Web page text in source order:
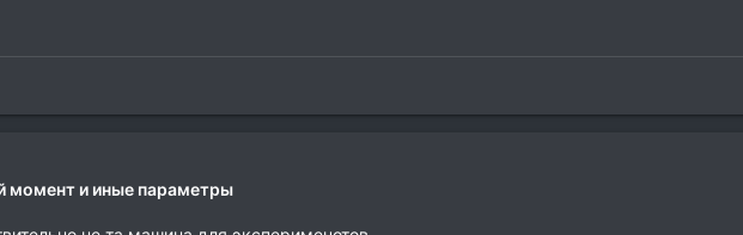
момент и иные параметры